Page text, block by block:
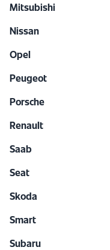
Mitsubishi
Nissan
Opel
Peugeot
Porsche
Renault
Saab
Seat
Skoda
Smart
Subaru